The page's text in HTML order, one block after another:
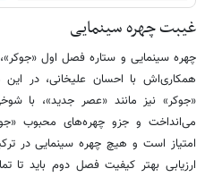
غیبت چهره سینمایی
چهره سینمایی و ستاره فصل اول
همکاری‌اش با احسان علیخانی، در
«جوکر» نیز مانند «عصر جدید»، با
می‌انداخت و جزو چهره‌های محبوب
ارزیابی بهتر کیفیت فصل دوم باید تا